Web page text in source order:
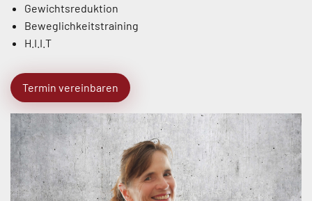
Gewichtsreduktion
Beweglichkeitstraining
H.I.I.T
Termin vereinbaren